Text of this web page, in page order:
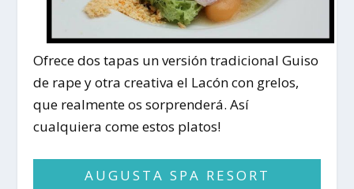
Ofrece dos tapas un versión tradicional Guiso
de rapey otra creativa el Lacón con grelos,
que realmente os sorprenderá. Así
cualquiera come estos platos!
AUGUSTA SPA RESORT